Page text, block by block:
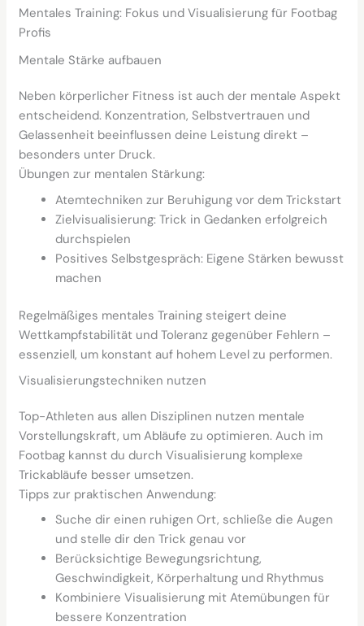
Mentales Training: Fokus und Visualisierung für Footbag
Profis
Mentale Stärke aufbauen
Neben körperlicher Fitness ist auch der mentale Aspekt
entscheidend. Konzentration, Selbstvertrauen und
Gelassenheit beeinflussen deine Leistung direkt –
besonders unter Druck.
Übungen zur mentalen Stärkung:
Atemtechniken zur Beruhigung vor dem Trickstart
Zielvisualisierung: Trick in Gedanken erfolgreich
durchspielen
Positives Selbstgespräch: Eigene Stärken bewusst
machen
Regelmäßiges mentales Training steigert deine
Wettkampfstabilität und Toleranz gegenüber Fehlern –
essenziell, um konstant auf hohem Level zu performen.
Visualisierungstechniken nutzen
Top-Athleten aus allen Disziplinen nutzen mentale
Vorstellungskraft, um Abläufe zu optimieren. Auch im
Footbag kannst du durch Visualisierung komplexe
Trickabläufe besser umsetzen.
Tipps zur praktischen Anwendung:
Suche dir einen ruhigen Ort, schließe die Augen
und stelle dir den Trick genau vor
Berücksichtige Bewegungsrichtung,
Geschwindigkeit, Körperhaltung und Rhythmus
Kombiniere Visualisierung mit Atemübungen für
bessere Konzentration